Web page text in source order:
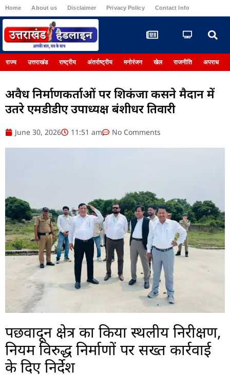
Home About us Disclaimer Privacy Policy Contact Info
राज्य उत्तराखंड राष्ट्रीय अंतर्राष्ट्रीय मनोरंजन खेल राजनीति अपराध
अवैध निर्माणकर्ताओं पर शिकंजा कसने मैदान में
उतरे एमडीडीए उपाध्यक्ष बंशीधर तिवारी
June 30, 2026 11:51 am No Comments
पछवादून क्षेत्र का किया स्थलीय निरीक्षण,
नियम विरुद्ध निर्माणों पर सख्त कार्रवाई
के दिए निर्देश